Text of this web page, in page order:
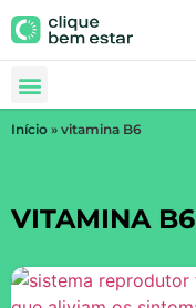
Início » vitamina B6
VITAMINA B6